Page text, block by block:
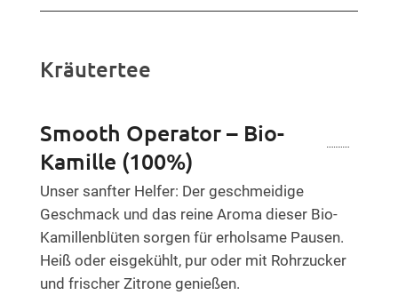
Kräutertee
Smooth Operator – Bio-
Kamille (100%)
Unser sanfter Helfer: Der geschmeidige
Geschmack und das reine Aroma dieser Bio-
Kamillenblüten sorgen für erholsame Pausen.
Heiß oder eisgekühlt, pur oder mit Rohrzucker
und frischer Zitrone genießen.